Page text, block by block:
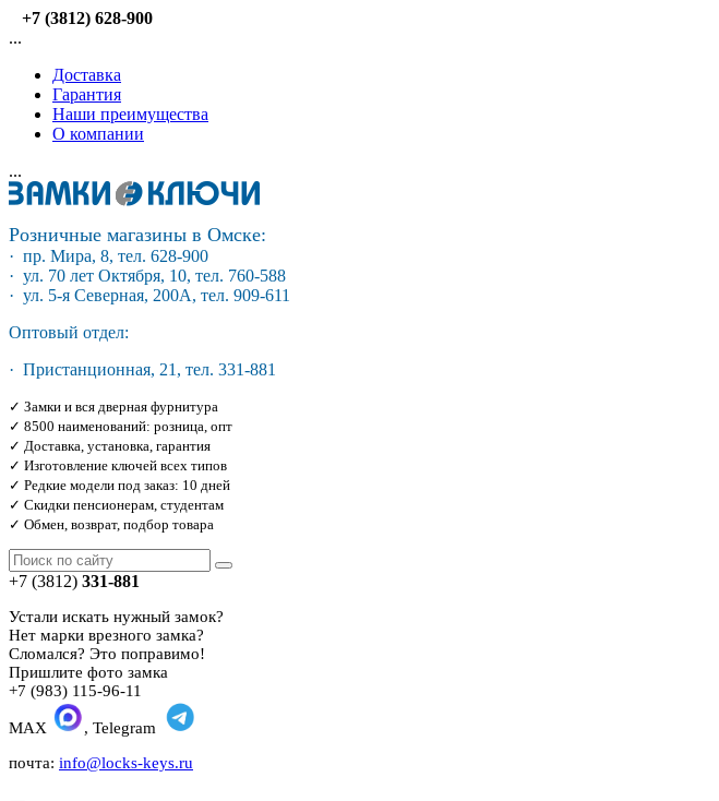
+7 (3812) 628-900
...
Доставка
Гарантия
Наши преимущества
О компании
...
Розничные магазины в Омске:
· пр. Мира, 8, тел. 628-900
· ул. 70 лет Октября, 10, тел. 760-588
· ул. 5-я Северная, 200А, тел. 909-611
Оптовый отдел:
· Пристанционная, 21, тел. 331-881
✓ Замки и вся дверная фурнитура
✓ 8500 наименований: розница, опт
✓ Доставка, установка, гарантия
✓ Изготовление ключей всех типов
✓ Редкие модели под заказ: 10 дней
✓ Скидки пенсионерам, студентам
✓ Обмен, возврат, подбор товара
+7 (3812) 331-881
Устали искать нужный замок?
Нет марки врезного замка?
Сломался? Это поправимо!
Пришлите фото замка
+7 (983) 115-96-11
MAX
, Telegram
почта: info@locks-keys.ru